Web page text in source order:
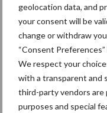
geolocation data, and
your consent will be
change or withdraw
“Consent
We respect your
with a transparent and
third-party vendors
purposes and special
Primaire
Sidebar
Recent nieuws
8 jan
23 dec
10